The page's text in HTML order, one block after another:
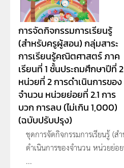
การจัดกิจกรรมการเรียนรู้
(สำหรับครูผู้สอน) กลุ่มสาระ
การเรียนรู้คณิตศาสตร์ ภาค
เรียนที่ 1 ชั้นประถมศึกษาปีที่ 2
หน่วยที่ 2 การดำเนินการของ
จำนวน หน่วยย่อยที่ 2.1 การ
บวก การลบ (ไม่เกิน 1,000)
(ฉบับปรับปรุง)
ชุดการจัดกิจกรรมการเรียนรู้ (
ดำเนินการของจำนวน หน่วยย่
...